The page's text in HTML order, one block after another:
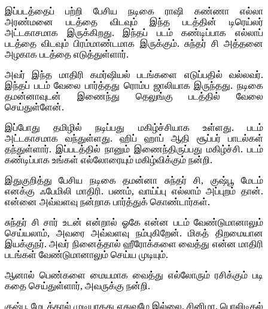
இப்படத்தைப் பற்றி பேசிய நடிகை ராஷி கண்ணா எல்லா
அரண்மனை படத்தை விடவும் இந்த படத்தின் டிரெய்லர்
அட்டகாசமாக இருக்கிறது. இந்தப் படம் கண்டிப்பாக எல்லாப்
படத்தை விடவும் பிரம்மாண்டமாக இருக்கும். சுந்தர் சி அத்தனை
அழகாக படத்தை எடுத்துள்ளார்.
அவர் இந்த மாதிரி கமர்ஷியல் படங்களை எடுப்பதில் வல்லவர்.
இந்தப் படம் வேலை பார்த்தது ரொம்ப ஜாலியாக இருந்தது. நடிகை
தமன்னாவுடன் இணைந்து தெலுங்கு படத்தில் வேலை
செய்துள்ளேன்.
இப்போது தமிழில் நடிப்பது மகிழ்ச்சியாக உள்ளது. படம்
அட்டகாசமாக வந்துள்ளது. ஹிப் ஹாப் ஆதி சூப்பர் பாடல்கள்
தந்துள்ளார். இப்படத்தில் நானும் இணைந்திருப்பது மகிழ்ச்சி. படம்
கண்டிப்பாக உங்கள் எல்லோரையும் மகிழ்விக்கும் நன்றி.
இதுகுறித்து பேசிய நடிகை தமன்னா சுந்தர் சி, குஷ்பூ மேடம்
எனக்கு ஃபேமிலி மாதிரி. பணம், வாய்ப்பு எல்லாம் அப்புறம் தான்.
என்னை அவ்வளவு நன்றாக பார்த்துக் கொண்டார்கள்.
சுந்தர் சி சார் உடன் என்றால் ஓகே என்ன படம் வேண்டுமானாலும்
செய்யலாம், அவரை அவ்வளவு நம்புகிறேன். மிகத் திறமையான
இயக்குநர். அவர் நினைத்தால் ஹீரோக்களை வைத்து என்ன மாதிரி
படங்கள் வேண்டுமானாலும் செய்ய முடியும்.
ஆனால் பெண்களை மையமாக வைத்து எல்லோரும் ரசிக்கும் படி
கதை செய்துள்ளார், அவருக்கு நன்றி.
குஷ்பூ மேடத்தால் முடியாதது எதுவுமே இல்லை. சினிமா, பொலிடிகல்